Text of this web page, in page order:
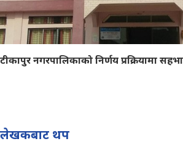
टीकापुर नगरपालिकाको निर्णय प्रक्रियामा
लेखकबाट थप